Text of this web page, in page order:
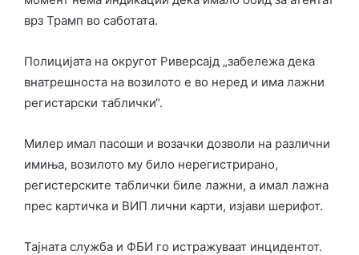
врз Трамп во саботата.
Полицијата на округот Риверсајд „забележа дека
внатрешноста на возилото е во неред и има лажни
регистарски таблички“.
Милер имал пасоши и возачки дозволи на различни
имиња, возилото му било нерегистрирано,
регистерските таблички биле лажни, а имал лажна
прес картичка и ВИП лични карти, изјави шерифот.
Тајната служба и ФБИ го истражуваат инцидентот.